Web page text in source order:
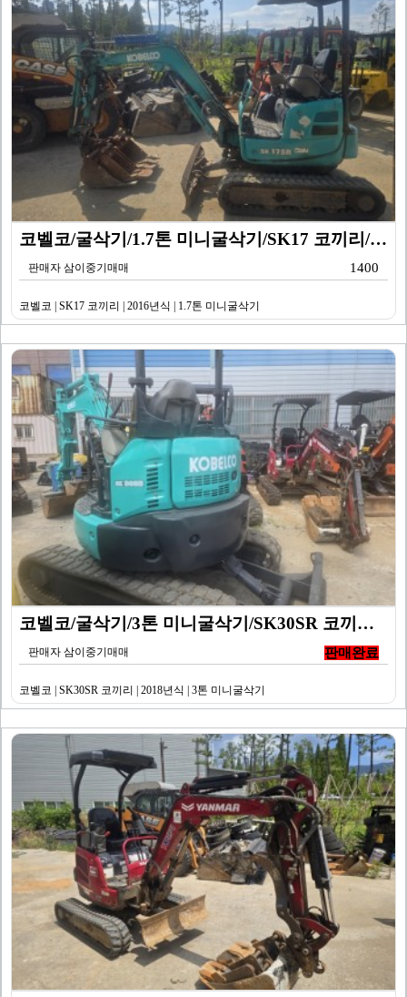
코벨코/굴삭기/1.7톤 미니굴삭기/SK17 코끼리/20…
판매자 삼이중기매매 1400
코벨코 | SK17 코끼리 | 2016년식 | 1.7톤 미니굴삭기
코벨코/굴삭기/3톤 미니굴삭기/SK30SR 코끼리/20…
판매자 삼이중기매매 판매완료
코벨코 | SK30SR 코끼리 | 2018년식 | 3톤 미니굴삭기